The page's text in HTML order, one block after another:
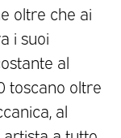
oltre che ai
i suoi
al
toscano oltre
al